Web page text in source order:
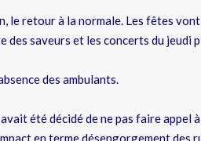
le retour à la normale. Les fêtes
des saveurs et les concerts du jeudi
des ambulants.
été décidé de ne pas faire appel
en terme désengorgement des